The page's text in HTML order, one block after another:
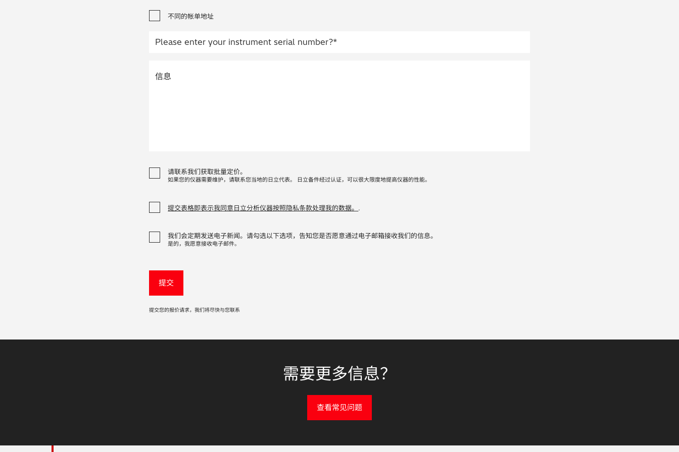
不同的帐单地址
请联系我们获取批量定价。
如果您的仪器需要维护，请联系您当地的日立代表。 日立备件经过认证，可以很大限度地提高仪器的性能。
提交表格即表示我同意日立分析仪器按照隐私条款处理我的数据。 .
我们会定期发送电子新闻。请勾选以下选项，告知您是否愿意通过电子邮箱接收我们的信息。
是的，我愿意接收电子邮件。
提交您的报价请求，我们将尽快与您联系
需要更多信息？
查看常见问题